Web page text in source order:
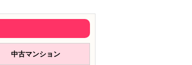
中古マンション